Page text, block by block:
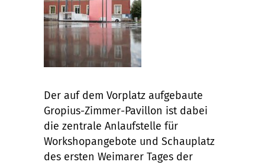
Der auf dem Vorplatz aufgebaute
Gropius-Zimmer-Pavillon ist dabei
die zentrale Anlaufstelle für
Workshopangebote und Schauplatz
des ersten Weimarer Tages der